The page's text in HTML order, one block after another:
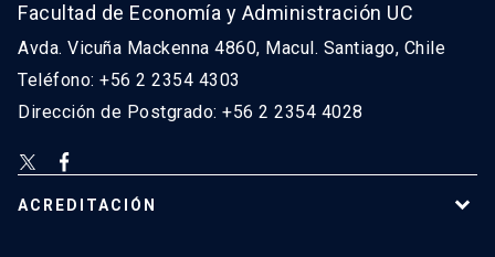
Facultad de Economía y Administración UC
Avda. Vicuña Mackenna 4860, Macul. Santiago, Chile
Teléfono: +56 2 2354 4303
Dirección de Postgrado: +56 2 2354 4028
ACREDITACIÓN